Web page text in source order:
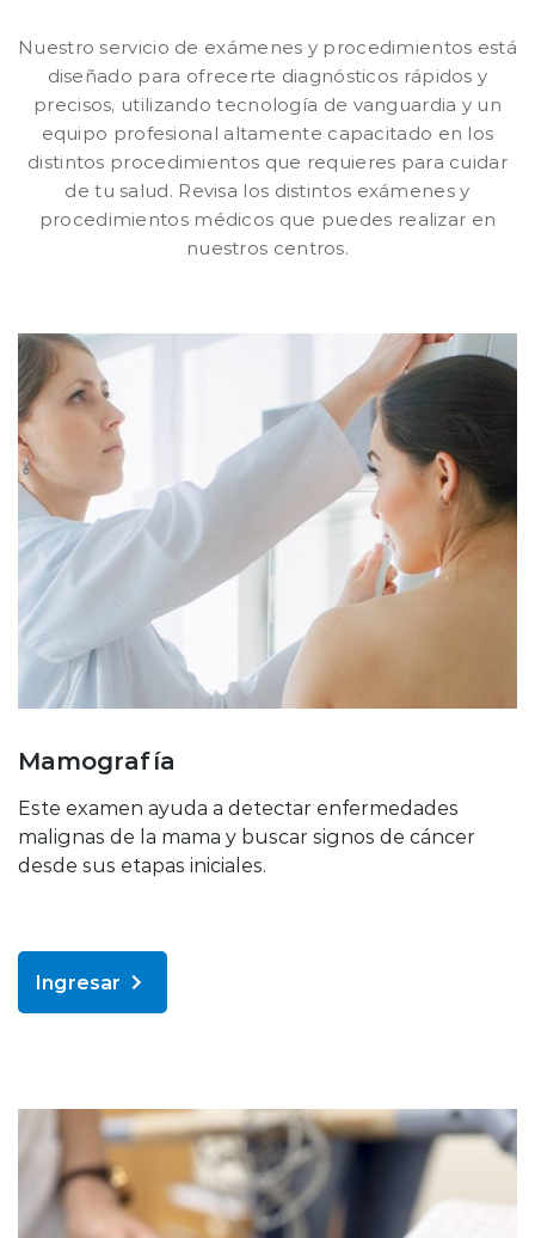
Nuestro servicio de exámenes y procedimientos está
diseñado para ofrecerte diagnósticos rápidos y
precisos, utilizando tecnología de vanguardia y un
equipo profesional altamente capacitado en los
distintos procedimientos que requieres para cuidar
de tu salud. Revisa los distintos exámenes y
procedimientos médicos que puedes realizar en
nuestros centros.
Mamografía
Este examen ayuda a detectar enfermedades
malignas de la mama y buscar signos de cáncer
desde sus etapas iniciales.
Ingresar